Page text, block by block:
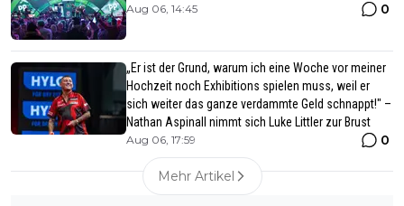
Aug 06, 14:45 0
„Er ist der Grund, warum ich eine Woche vor meiner
Hochzeit noch Exhibitions spielen muss, weil er
sich weiter das ganze verdammte Geld schnappt!" –
Nathan Aspinall nimmt sich Luke Littler zur Brust
Aug 06, 17:59 0
Mehr Artikel